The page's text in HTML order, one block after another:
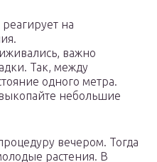
на
важно
Так, между
одного метра.
небольшие
вечером. Тогда
растения. В